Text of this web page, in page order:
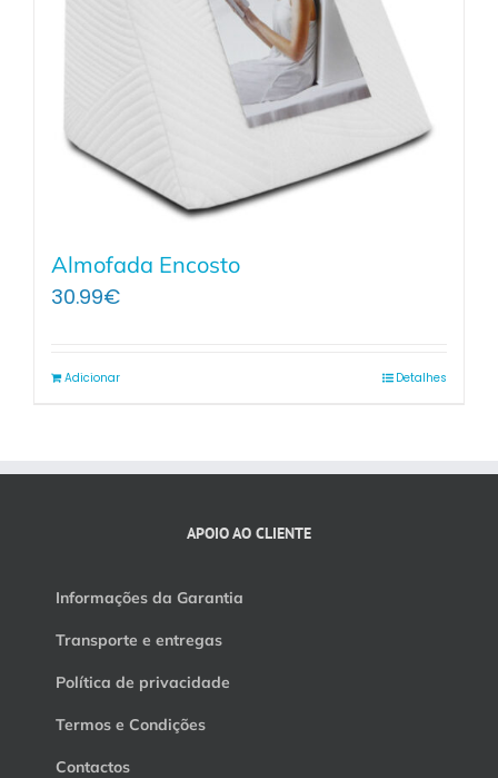
Almofada Encosto
30.99€
Adicionar Detalhes
APOIO AO CLIENTE
Informações da Garantia
Transporte e entregas
Política de privacidade
Termos e Condições
Contactos